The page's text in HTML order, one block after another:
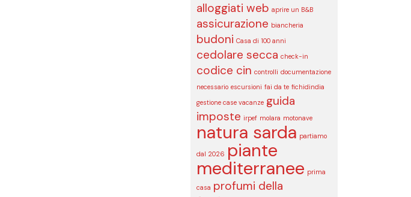
alloggiati web aprire un B&B
assicurazione biancheria
budoni Casa di 100 anni
cedolare secca check-in
codice cin controlli documentazione
necessario escursioni fai da te fichidindia
gestione case vacanze guida
imposte irpef molara motonave
natura sarda partiamo
dal 2026 piante
mediterranee prima
casa profumi della